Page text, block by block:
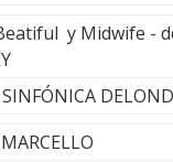
y Midwife -